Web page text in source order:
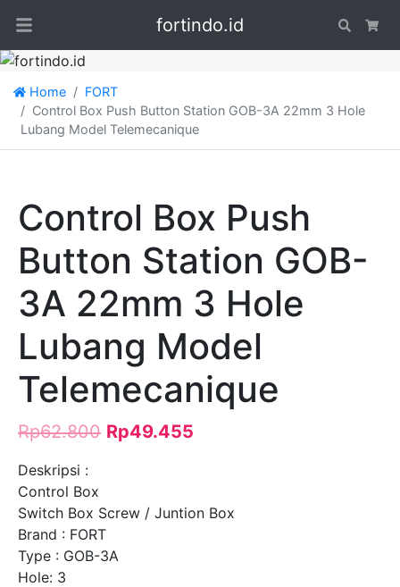
fortindo.id Search
Home
FORT
Control Box Push Button Station GOB-3A 22mm 3 Hole
Lubang Model Telemecanique
Control Box Push
Button Station GOB-
3A 22mm 3 Hole
Lubang Model
Telemecanique
Rp62.800 Rp49.455
Deskripsi :
Control Box
Switch Box Screw / Juntion Box
Brand : FORT
Type : GOB-3A
Hole: 3